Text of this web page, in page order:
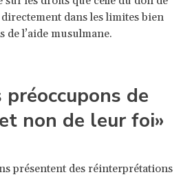
dans les limites bien
de l’aide musulmane.
préoccupons de
non de leur foi»
présentent des réinterprétations